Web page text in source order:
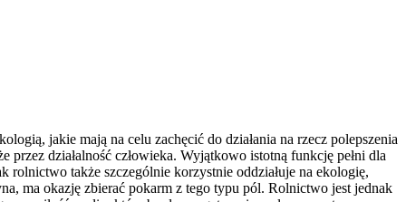
jakie mają na celu zachęcić do działania na rzecz polepszenia
działalność człowieka. Wyjątkowo istotną funkcję pełni dla
także szczególnie korzystnie oddziałuje na ekologię,
ma okazję zbierać pokarm z tego typu pól. Rolnictwo jest jednak